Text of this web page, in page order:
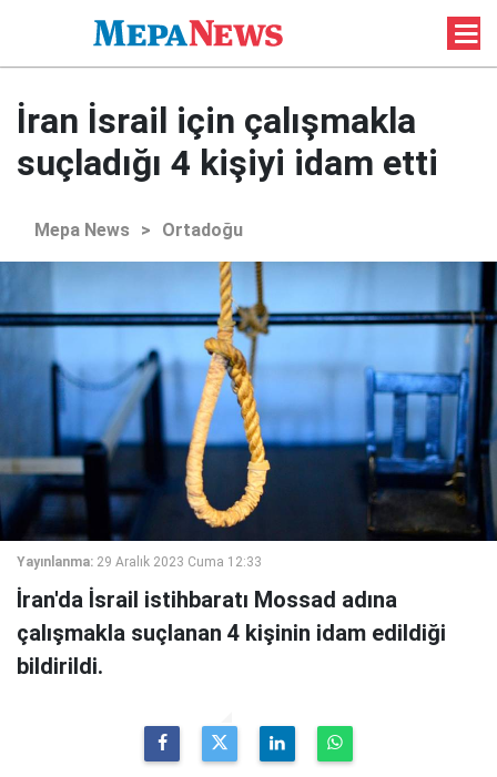
İran İsrail için çalışmakla
suçladığı 4 kişiyi idam etti
Mepa News > Ortadoğu
Yayınlanma: 29 Aralık 2023 Cuma 12:33
İran'da İsrail istihbaratı Mossad adına
çalışmakla suçlanan 4 kişinin idam edildiği
bildirildi.